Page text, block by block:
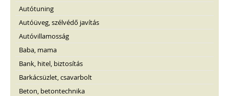
Autótuning
Autóüveg, szélvédő javítás
Autóvillamosság
Baba, mama
Bank, hitel, biztosítás
Barkácsüzlet, csavarbolt
Beton, betontechnika